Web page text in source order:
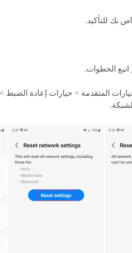
بك للتأكيد.
اتبع الخطوات.
المتقدمة > خيارات إعادة الضبط >